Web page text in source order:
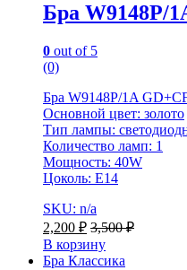
Бра W9148P/
0 out of 5
(0)
Бра W9148P/1A
Основной цвет: золото
Тип лампы:
Количество ламп: 1
Мощность: 40W
Цоколь: E14
SKU: n/a
2,200 ₽ 3,500₽
В корзину
Бра Классика